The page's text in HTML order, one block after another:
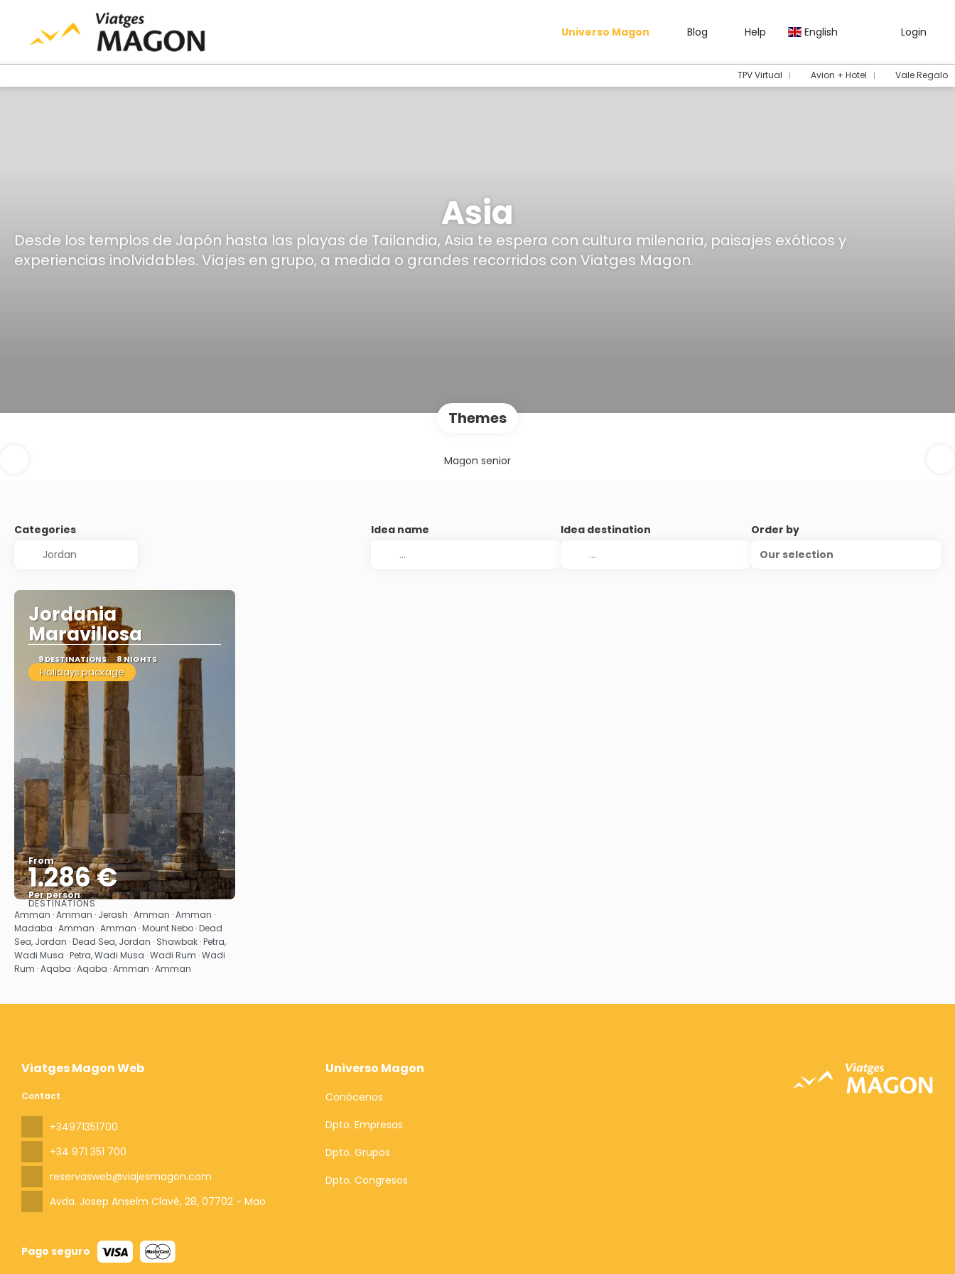
Universo Magon Blog Help English Login
TPV Virtual Avion + Hotel Vale Regalo
Asia
Desde los templos de Japón hasta las playas de Tailandia, Asia te espera con cultura milenaria, paisajes exóticos y
experiencias inolvidables. Viajes en grupo, a medida o grandes recorridos con Viatges Magon.
Themes
Magon senior
Categories Idea name Idea destination
Order by
Our selection
Jordania
Maravillosa
9 DESTINATIONS 8 NIGHTS
Holidays package
From
1.286 €
Per person
See
DESTINATIONS
Amman · Amman · Jerash · Amman · Amman ·
Madaba · Amman · Amman · Mount Nebo · Dead
Sea, Jordan · Dead Sea, Jordan · Shawbak · Petra,
Wadi Musa · Petra, Wadi Musa · Wadi Rum · Wadi
Rum · Aqaba · Aqaba · Amman · Amman
Viatges Magon Web
Contact
+34971351700
+34 971 351 700
reservasweb@viajesmagon.com
Avda. Josep Anselm Clavé, 28, 07702 - Mao
Pago seguro
Universo Magon
Conócenos
Dpto. Empresas
Dpto. Grupos
Dpto. Congresos